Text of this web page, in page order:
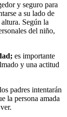
y seguro para
a su lado de
Según la
del niño,
es importante
y una actitud
padres intentarán
la persona amada